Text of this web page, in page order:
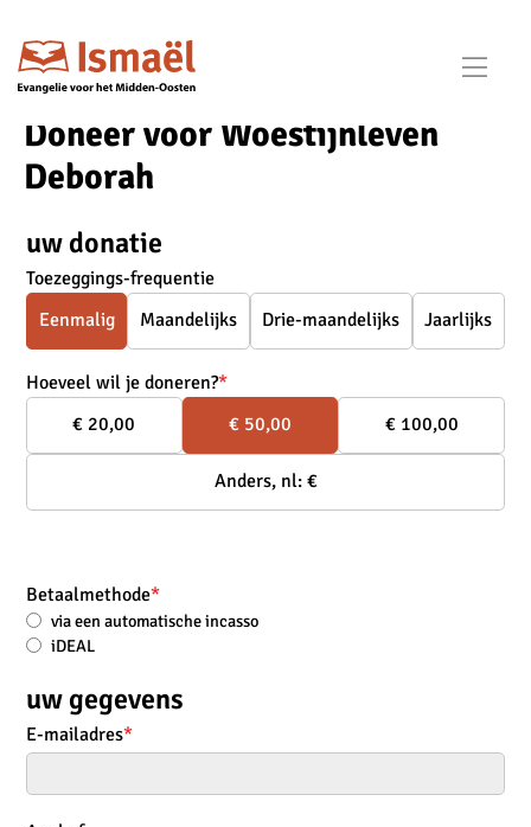
Doneer voor Woestijnleven
Deborah
uw donatie
Toezeggings-frequentie
Eenmalig
Maandelijks Drie-maandelijks Jaarlijks
Hoeveel wil je doneren?*
€ 20,00
€ 50,00 € 100,00
Anders, nl: €
Betaalmethode*
via een automatische incasso
iDEAL
uw gegevens
E-mailadres*